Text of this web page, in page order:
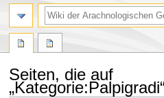
Seiten, die auf